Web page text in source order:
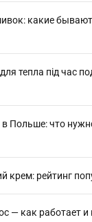
какие
тепла під час
Польше: что
крем: рейтинг
— как работает и